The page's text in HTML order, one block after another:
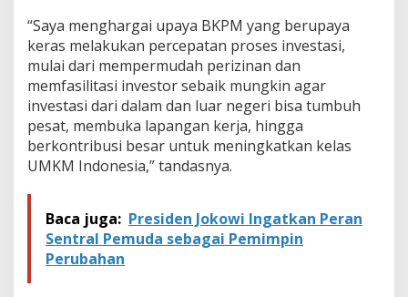
“Saya menghargai upaya BKPM yang berupaya
keras melakukan percepatan proses investasi,
mulai dari mempermudah perizinan dan
memfasilitasi investor sebaik mungkin agar
investasi dari dalam dan luar negeri bisa tumbuh
pesat, membuka lapangan kerja, hingga
berkontribusi besar untuk meningkatkan kelas
UMKM Indonesia,” tandasnya.
Baca juga: Presiden Jokowi Ingatkan Peran
Sentral Pemuda sebagai Pemimpin
Perubahan